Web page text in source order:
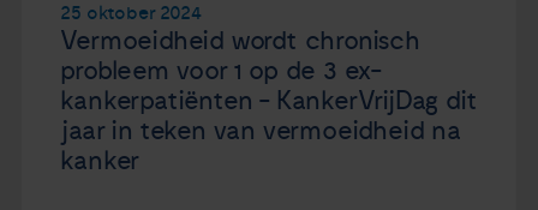
25 oktober 2024
Vermoeidheid wordt chronisch
probleem voor 1 op de 3 ex-
kankerpatiënten - KankerVrijDag dit
jaar in teken van vermoeidheid na
kanker